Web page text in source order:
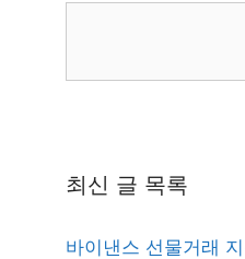
최신 글 목록
바이낸스 선물거래